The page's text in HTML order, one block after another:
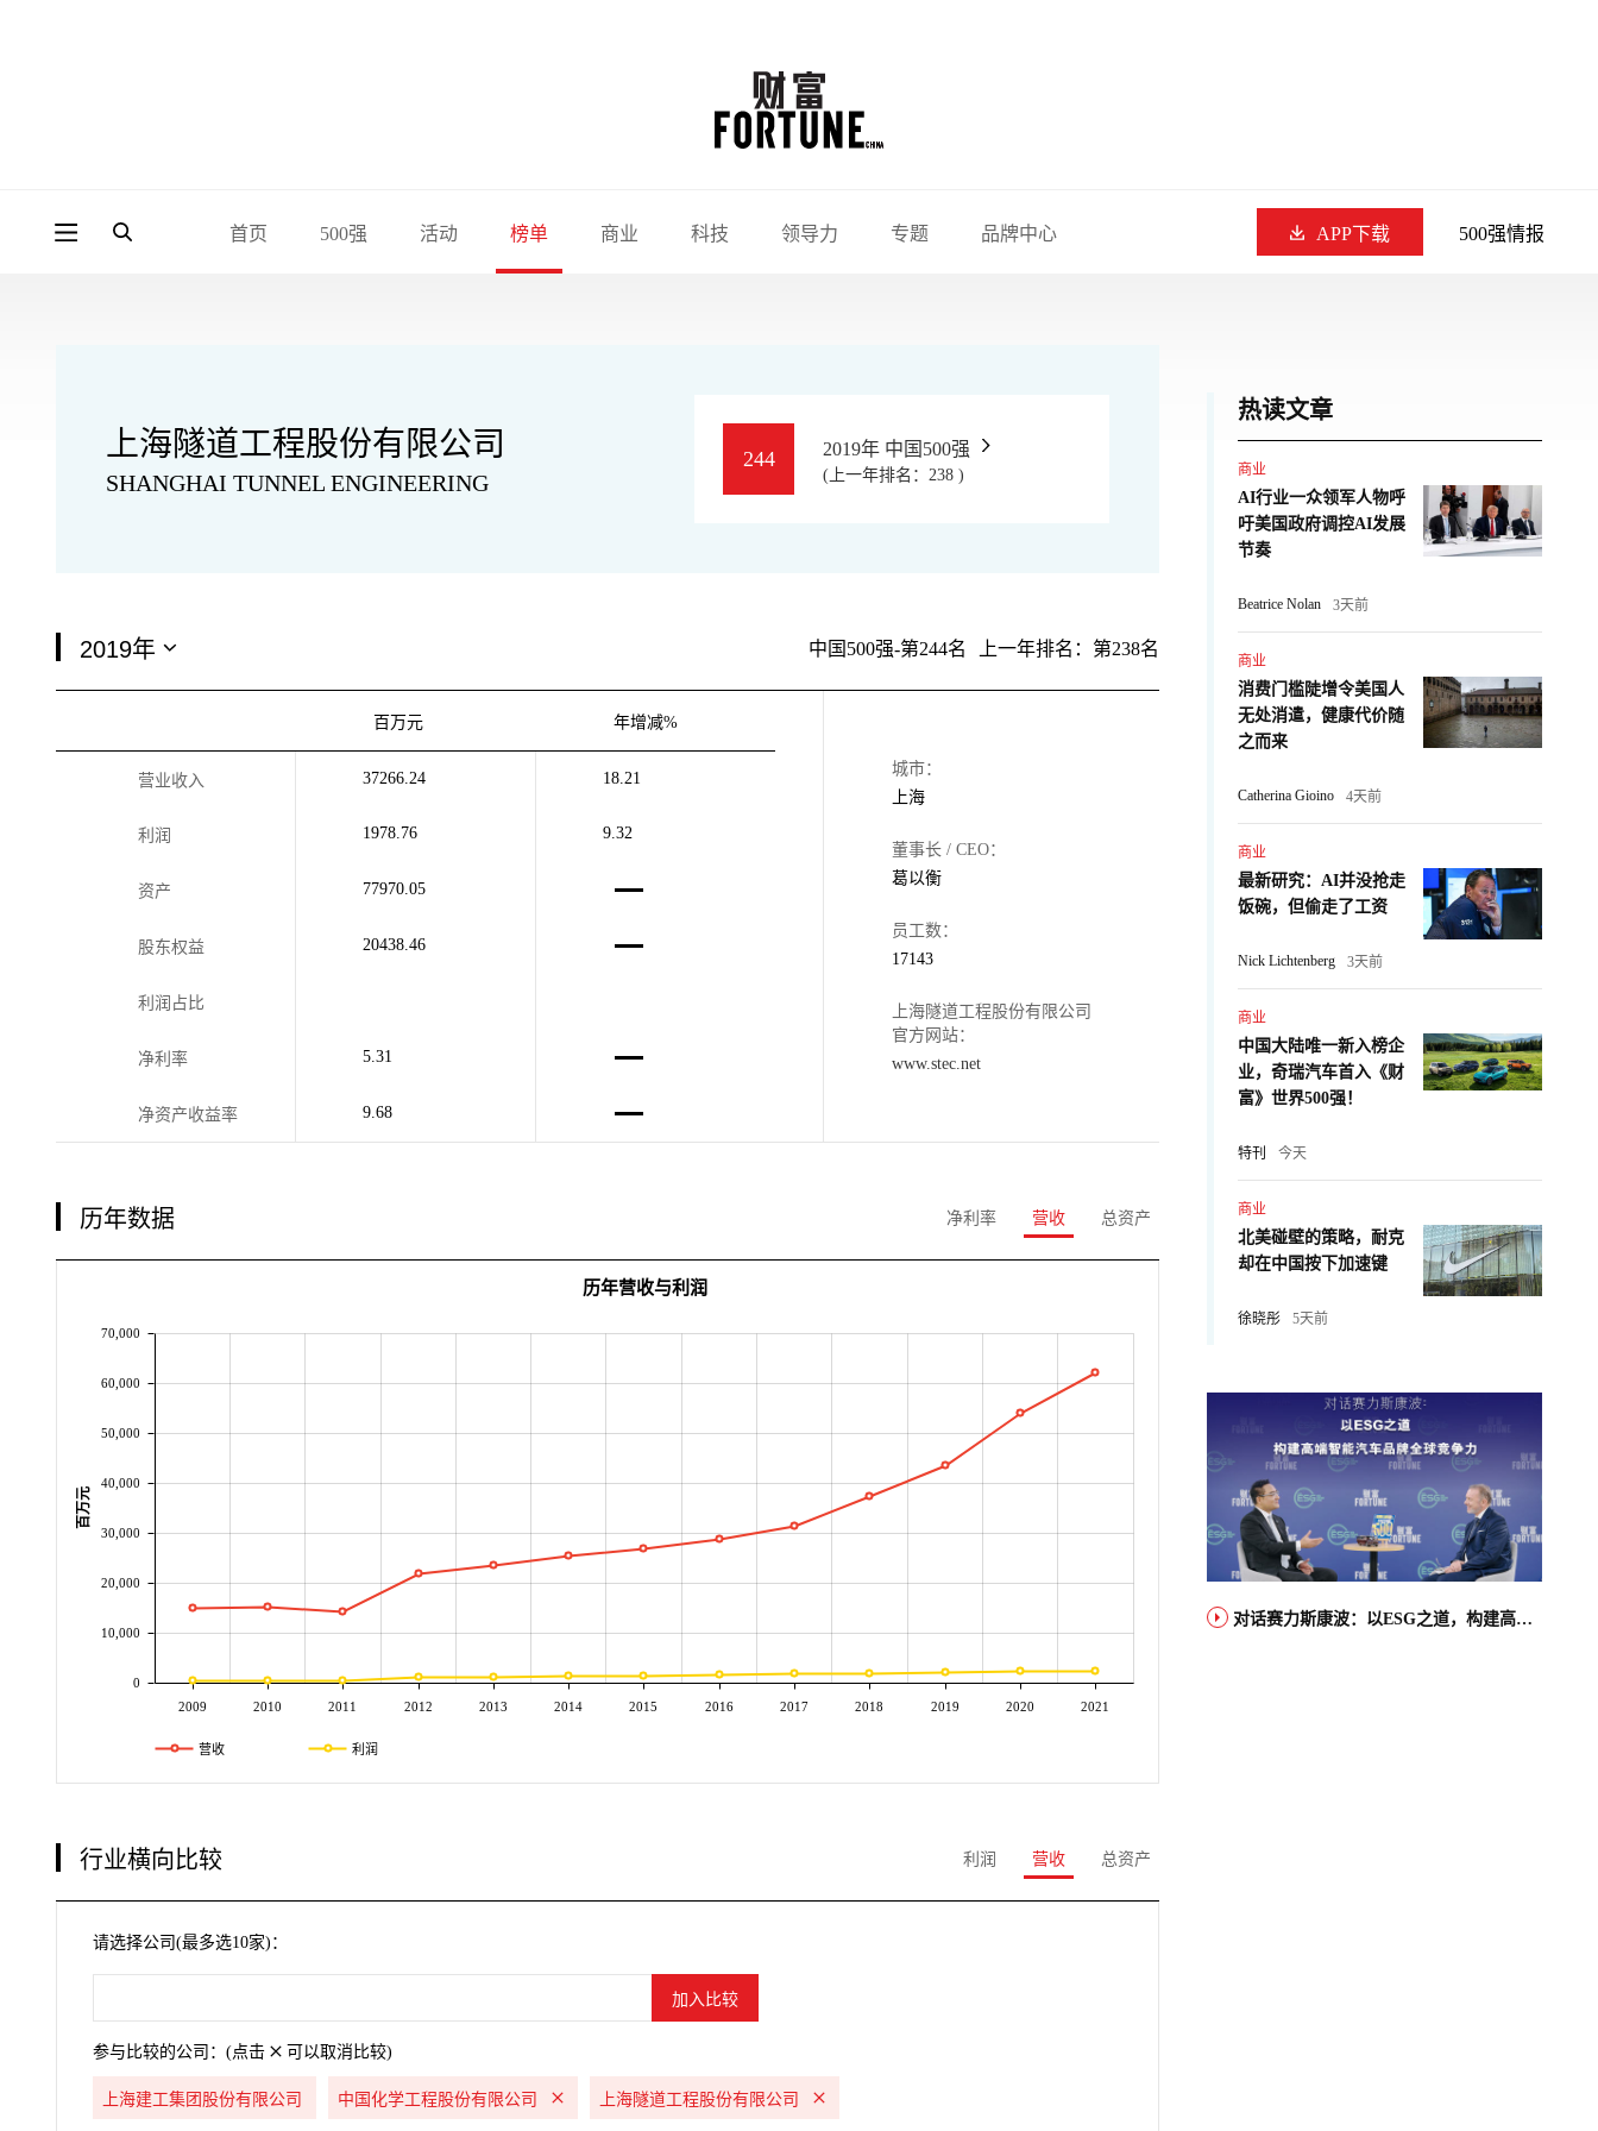
首页 500强 活动 榜单 商业 科技 领导力 专题 品牌中心 APP下载 500强情报
上海隧道工程股份有限公司
SHANGHAI TUNNEL ENGINEERING
244 2019年 中国500强
(上一年排名：238 )
中国500强-第244名 上一年排名：第238名
百万元 年增减%
营业收入 37266.24 18.21
利润 1978.76 9.32
资产 77970.05
股东权益 20438.46
利润占比
净利率 5.31
净资产收益率 9.68
城市：
上海
董事长 / CEO：
葛以衡
员工数：
17143
上海隧道工程股份有限公司
官方网站：
www.stec.net
历年数据 净利率 营收 总资产
2009 2010 2011 2012 2013 2014 2015 2016 2017 2018 2019 2020 2021
0
10,000
20,000
30,000
40,000
50,000
60,000
70,000
百万元
历年营收与利润
营收 利润
行业横向比较 利润 营收 总资产
请选择公司(最多选10家)：
参与比较的公司：(点击 可以取消比较)
上海建工集团股份有限公司 中国化学工程股份有限公司 上海隧道工程股份有限公司
热读文章
商业
AI行业一众领军人物呼
吁美国政府调控AI发展
节奏
Beatrice Nolan 3天前
商业
消费门槛陡增令美国人
无处消遣，健康代价随
之而来
Catherina Gioino 4天前
商业
最新研究：AI并没抢走
饭碗，但偷走了工资
Nick Lichtenberg 3天前
商业
中国大陆唯一新入榜企
业，奇瑞汽车首入《财
富》世界500强！
特刊 今天
商业
北美碰壁的策略，耐克
却在中国按下加速键
徐晓彤 5天前
对话赛力斯康波：以ESG之道，构建高端智能汽车品牌全球竞争力